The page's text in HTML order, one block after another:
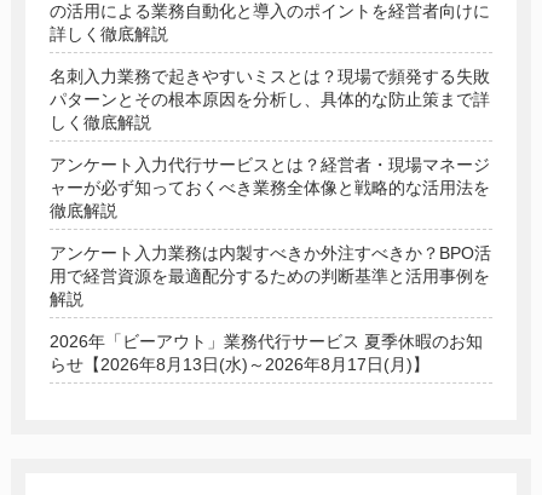
の活用による業務自動化と導入のポイントを経営者向けに
詳しく徹底解説
名刺入力業務で起きやすいミスとは？現場で頻発する失敗
パターンとその根本原因を分析し、具体的な防止策まで詳
しく徹底解説
アンケート入力代行サービスとは？経営者・現場マネージ
ャーが必ず知っておくべき業務全体像と戦略的な活用法を
徹底解説
アンケート入力業務は内製すべきか外注すべきか？BPO活
用で経営資源を最適配分するための判断基準と活用事例を
解説
2026年「ビーアウト」業務代行サービス 夏季休暇のお知
らせ【2026年8月13日(水)～2026年8月17日(月)】